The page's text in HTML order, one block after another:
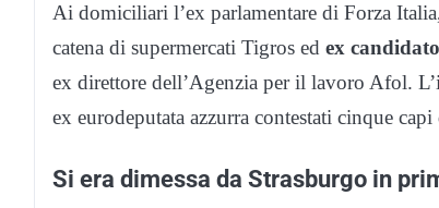
Ai domiciliari l’ex parlamentare di Forza
catena di supermercati Tigros ed ex
ex direttore dell’Agenzia per il lavoro Afol.
ex eurodeputata azzurra contestati cinque
Si era dimessa da Strasburgo in